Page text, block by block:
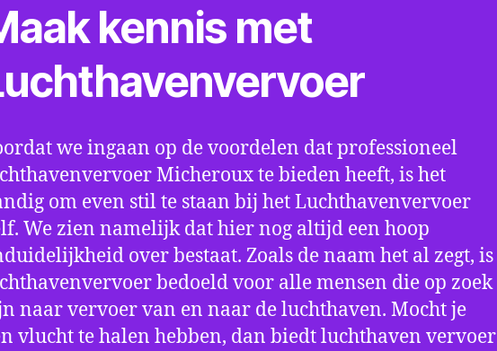
kennis met
we ingaan op de voordelen dat professioneel
Micheroux te bieden heeft, is het
om even stil te staan bij het Luchthavenvervoer
We zien namelijk dat hier nog altijd een hoop
over bestaat. Zoals de naam het al zegt, is
bedoeld voor alle mensen die op zoek
naar vervoer van en naar de luchthaven. Mocht je
vlucht te halen hebben, dan biedt luchthaven vervoer